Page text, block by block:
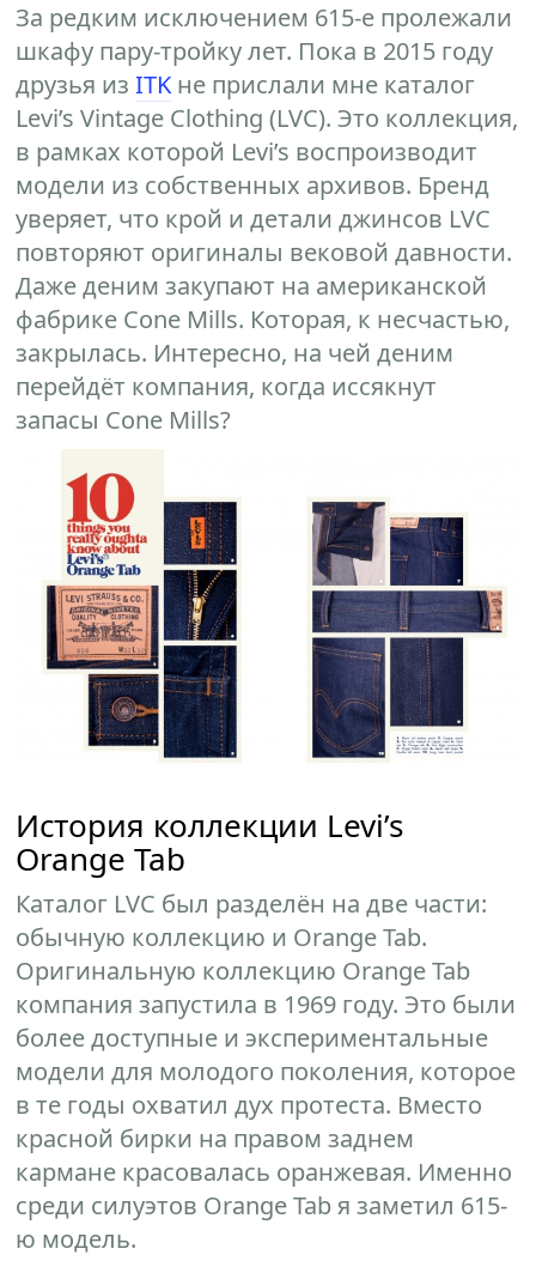
За редким исключением 615-е пролежали
шкафу пару-тройку лет. Пока в 2015 году
друзья изITK не прислали мне каталог
Levi’s Vintage Clothing (LVC). Это коллекция,
в рамках которой Levi’s воспроизводит
модели из собственных архивов. Бренд
уверяет, что крой и детали джинсов LVC
повторяют оригиналы вековой давности.
Даже деним закупают на американской
фабрике Cone Mills. Которая, к несчастью,
закрылась. Интересно, на чей деним
перейдёт компания, когда иссякнут
запасы Cone Mills?
История коллекции Levi’s
Orange Tab
Каталог LVC был разделён на две части:
обычную коллекцию и Orange Tab.
Оригинальную коллекцию Orange Tab
компания запустила в 1969 году. Это были
более доступные и экспериментальные
модели для молодого поколения, которое
в те годы охватил дух протеста. Вместо
красной бирки на правом заднем
кармане красовалась оранжевая. Именно
среди силуэтов Orange Tab я заметил 615-
ю модель.